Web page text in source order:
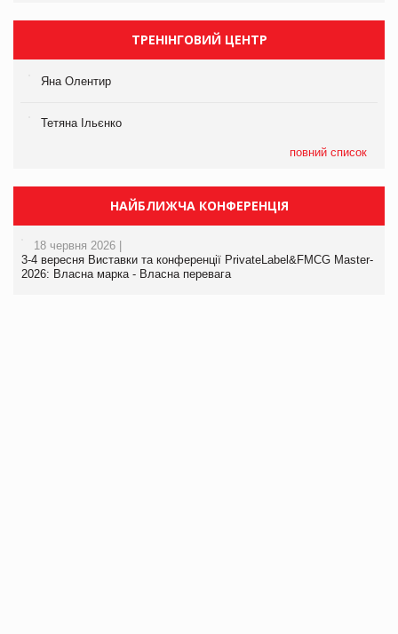
ТРЕНІНГОВИЙ ЦЕНТР
Яна Олентир
Тетяна Ільєнко
повний список
НАЙБЛИЖЧА КОНФЕРЕНЦІЯ
18 червня 2026 |
3-4 вересня Виставки та конференції PrivateLabel&FMCG Master-
2026: Власна марка - Власна перевага